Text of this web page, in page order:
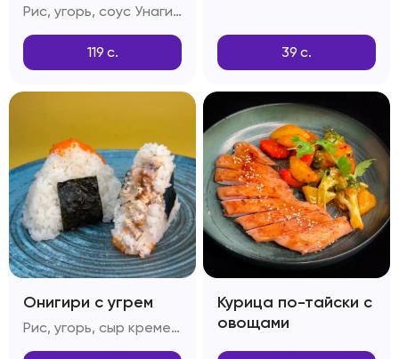
Рис, угорь, соус Унаги, кунжутные семечки
119 с. 39 с.
Онигири с угрем
Рис, угорь, сыр креметта, тобико, соус спайси, кунжут
Курица по-тайски с
овощами